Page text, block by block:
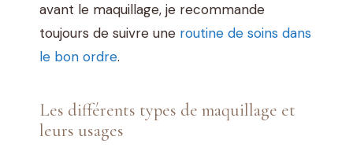
avant le maquillage, je recommande
toujours de suivre une routine de soins dans
le bon ordre.
Les différents types de maquillage et
leurs usages